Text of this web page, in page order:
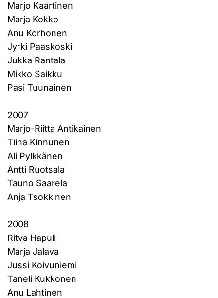
Marjo Kaartinen
Marja Kokko
Anu Korhonen
Jyrki Paaskoski
Jukka Rantala
Mikko Saikku
Pasi Tuunainen
2007
Marjo-Riitta Antikainen
Tiina Kinnunen
Ali Pylkkänen
Antti Ruotsala
Tauno Saarela
Anja Tsokkinen
2008
Ritva Hapuli
Marja Jalava
Jussi Koivuniemi
Taneli Kukkonen
Anu Lahtinen